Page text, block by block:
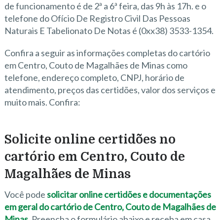
de funcionamento é de 2ª a 6ª feira, das 9h às 17h. e o
telefone do Ofício De Registro Civil Das Pessoas
Naturais E Tabelionato De Notas é (0xx38) 3533-1354.
Confira a seguir as informações completas do cartório
em Centro, Couto de Magalhães de Minas como
telefone, endereço completo, CNPJ, horário de
atendimento, preços das certidões, valor dos serviços e
muito mais. Confira:
Solicite online certidões no
cartório em Centro, Couto de
Magalhães de Minas
Você podesolicitar online certidões e documentações
em geral do cartório de Centro, Couto de Magalhães de